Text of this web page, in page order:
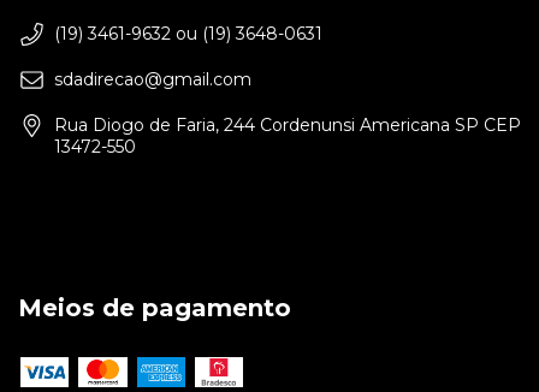
(19) 3461-9632 ou (19) 3648-0631
sdadirecao@gmail.com
Rua Diogo de Faria, 244 Cordenunsi Americana SP CEP
13472-550
Meios de pagamento